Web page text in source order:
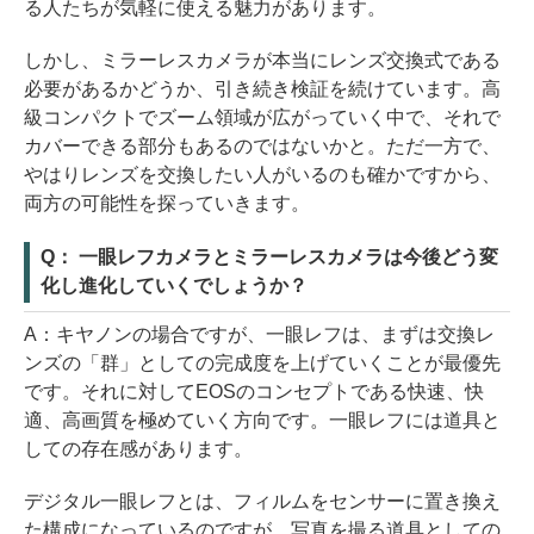
る人たちが気軽に使える魅力があります。
しかし、ミラーレスカメラが本当にレンズ交換式である
必要があるかどうか、引き続き検証を続けています。高
級コンパクトでズーム領域が広がっていく中で、それで
カバーできる部分もあるのではないかと。ただ一方で、
やはりレンズを交換したい人がいるのも確かですから、
両方の可能性を探っていきます。
Q： 一眼レフカメラとミラーレスカメラは今後どう変
化し進化していくでしょうか？
A：キヤノンの場合ですが、一眼レフは、まずは交換レ
ンズの「群」としての完成度を上げていくことが最優先
です。それに対してEOSのコンセプトである快速、快
適、高画質を極めていく方向です。一眼レフには道具と
しての存在感があります。
デジタル一眼レフとは、フィルムをセンサーに置き換え
た構成になっているのですが、写真を撮る道具としての